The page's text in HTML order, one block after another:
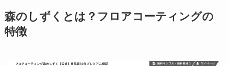
森のしずくとは？フロアコーティングの
特徴